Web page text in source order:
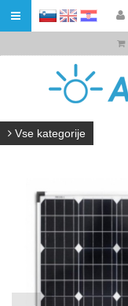
HR
Vse kategorije